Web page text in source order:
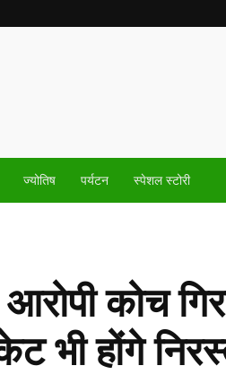
ज्योतिष पर्यटन स्पेशल स्टोरी
कोच
भी होंगे